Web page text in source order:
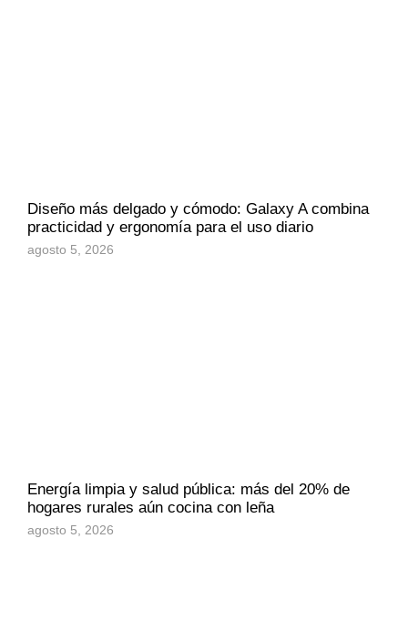
Diseño más delgado y cómodo: Galaxy A combina
practicidad y ergonomía para el uso diario
agosto 5, 2026
Energía limpia y salud pública: más del 20% de
hogares rurales aún cocina con leña
agosto 5, 2026